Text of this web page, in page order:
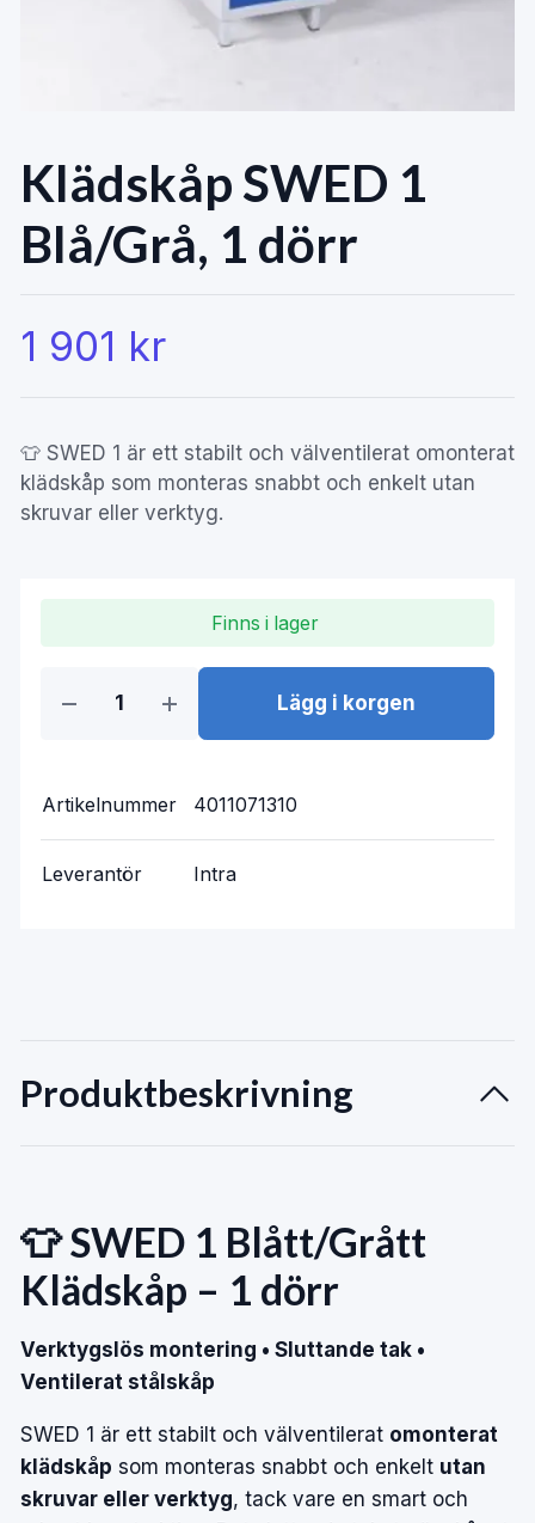
Klädskåp SWED 1
Blå/Grå, 1 dörr
1 901 kr
👕 SWED 1 är ett stabilt och välventilerat omonterat
klädskåp som monteras snabbt och enkelt utan
skruvar eller verktyg.
Finns i lager
Lägg i korgen
Artikelnummer 4011071310
Leverantör Intra
Produktbeskrivning
👕 SWED 1 Blått/Grått
Klädskåp – 1 dörr
Verktygslös montering • Sluttande tak •
Ventilerat stålskåp
SWED 1 är ett stabilt och välventilerat omonterat
klädskåp som monteras snabbt och enkelt utan
skruvar eller verktyg, tack vare en smart och